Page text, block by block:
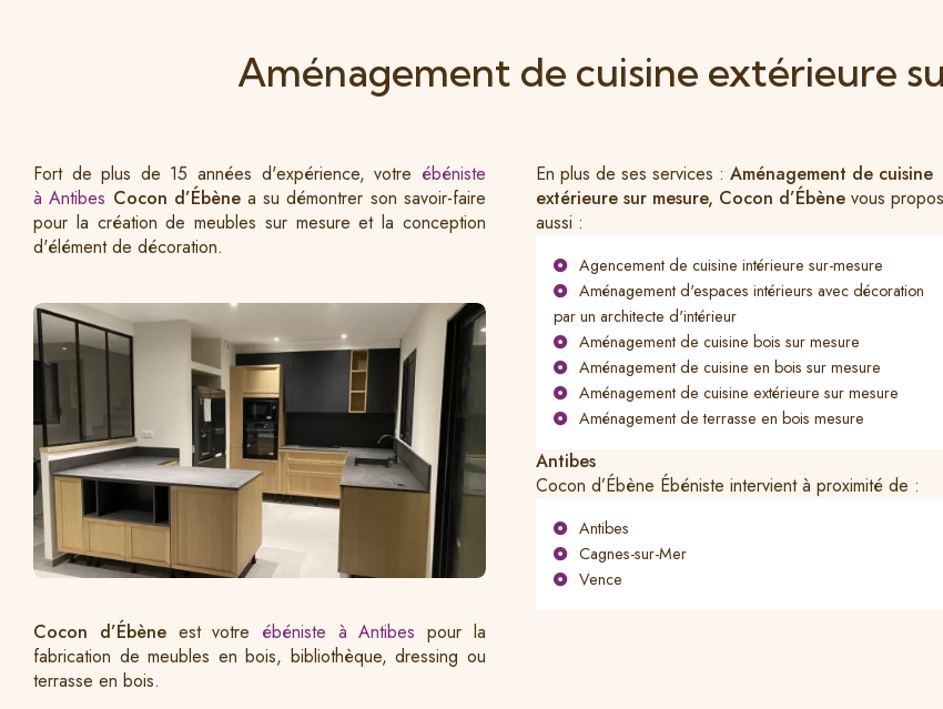
Aménagement de cuisine extérieure
Fort de plus de 15 années d'expérience, votre ébéniste
à Antibes Cocon d’Ébènea su démontrer son savoir-faire
pour la création de meubles sur mesure et la conception
d'élément de décoration.
Cocon d’Ébène est votre ébéniste à Antibes pour la
fabrication de meubles en bois, bibliothèque, dressing ou
terrasse en bois.
En plus de ses services : Aménagement de cuisine
extérieure sur mesure, Cocon d’Ébènevous
aussi :
Agencement de cuisine intérieure sur-mesure
Aménagement d'espaces intérieurs avec décoration
par un architecte d'intérieur
Aménagement de cuisine bois sur mesure
Aménagement de cuisine en bois sur mesure
Aménagement de cuisine extérieure sur mesure
Aménagement de terrasse en bois mesure
Antibes
Cocon d’Ébène Ébéniste intervient à proximité de :
Antibes
Cagnes-sur-Mer
Vence